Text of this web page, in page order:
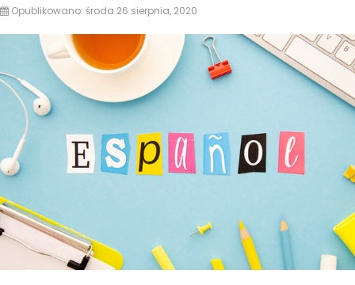
Opublikowano: środa 26 sierpnia, 2020